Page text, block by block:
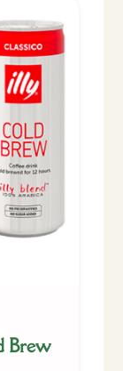
Brew